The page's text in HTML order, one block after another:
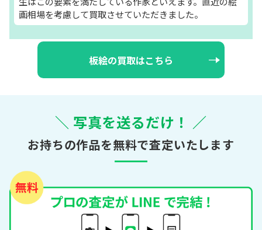
画相場を考慮して買取させていただきました。
板絵の買取はこちら
＼ 写真を送るだけ！ ／
お持ちの作品を無料で査定いたします